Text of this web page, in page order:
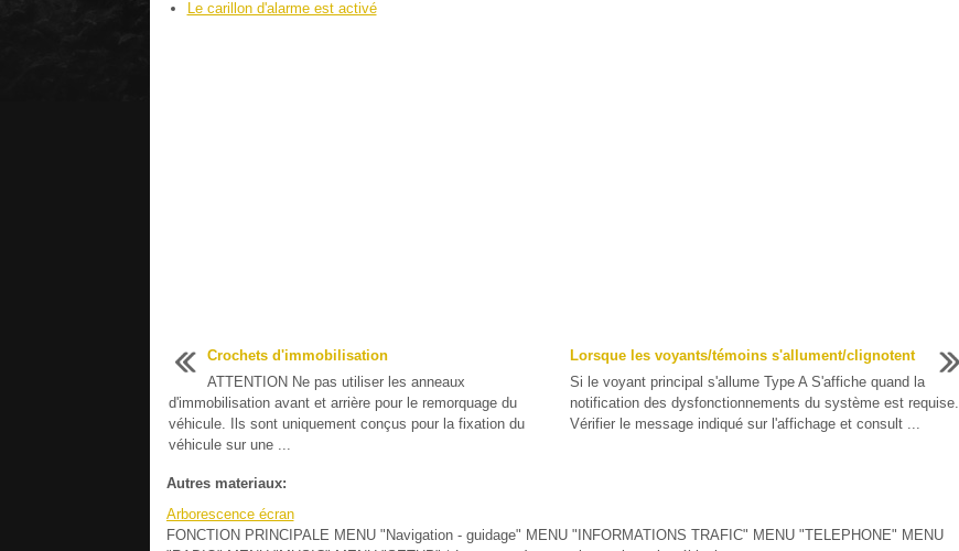
Le carillon d'alarme est activé
Crochets d'immobilisation
ATTENTION Ne pas utiliser les anneaux
d'immobilisation avant et arrière pour le remorquage du
véhicule. Ils sont uniquement conçus pour la fixation du
véhicule sur une ...
Lorsque les voyants/témoins s'allument/clignotent
Si le voyant principal s'allume Type A S'affiche quand la
notification des dysfonctionnements du système est requise.
Vérifier le message indiqué sur l'affichage et consult ...
Autres materiaux:
Arborescence écran
FONCTION PRINCIPALE MENU "Navigation - guidage" MENU "INFORMATIONS TRAFIC" MENU "TELEPHONE" MENU